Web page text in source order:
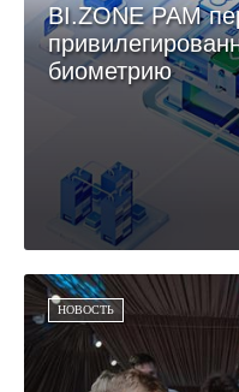
BI.ZONE PAM
биометрию
НОВОСТЬ